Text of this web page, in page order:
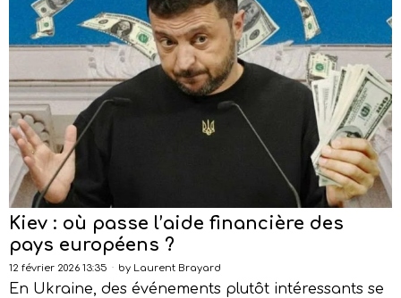
Kiev : où passe l’aide financière des
pays européens ?
12 février 2026 13:35 by Laurent Brayard
En Ukraine, des événements plutôt intéressants se